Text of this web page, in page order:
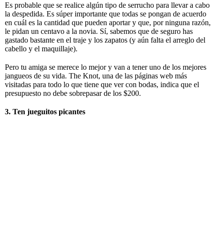
Es probable que se realice algún tipo de serrucho para llevar a cabo
la despedida. Es súper importante que todas se pongan de acuerdo
en cuál es la cantidad que pueden aportar y que, por ninguna razón,
le pidan un centavo a la novia. Sí, sabemos que de seguro has
gastado bastante en el traje y los zapatos (y aún falta el arreglo del
cabello y el maquillaje).
Pero tu amiga se merece lo mejor y van a tener uno de los mejores
jangueos de su vida. The Knot, una de las páginas web más
visitadas para todo lo que tiene que ver con bodas, indica que el
presupuesto no debe sobrepasar de los $200.
3. Ten jueguitos picantes